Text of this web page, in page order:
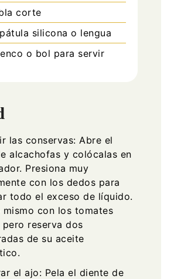
corte
silicona o lengua
o bol para servir
las conservas: Abre el
alcachofas y colócalas en
Presiona muy
con los dedos para
todo el exceso de líquido.
mismo con los tomates
pero reserva dos
de su aceite
el ajo: Pela el diente de